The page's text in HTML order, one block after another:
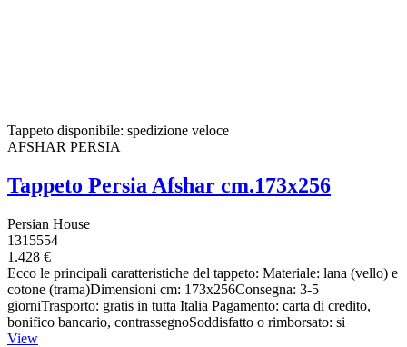
Tappeto disponibile: spedizione veloce
AFSHAR PERSIA
Tappeto Persia Afshar cm.173x256
Persian House
1315554
1.428 €
Ecco le principali caratteristiche del tappeto: Materiale: lana (vello) e
cotone (trama)Dimensioni cm: 173x256Consegna: 3-5
giorniTrasporto: gratis in tutta Italia Pagamento: carta di credito,
bonifico bancario, contrassegnoSoddisfatto o rimborsato: si
View